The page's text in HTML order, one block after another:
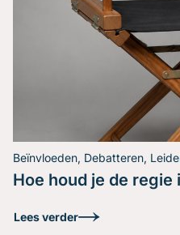
Beïnvloeden, Debatteren,
Hoe houd je de regie
Lees verder